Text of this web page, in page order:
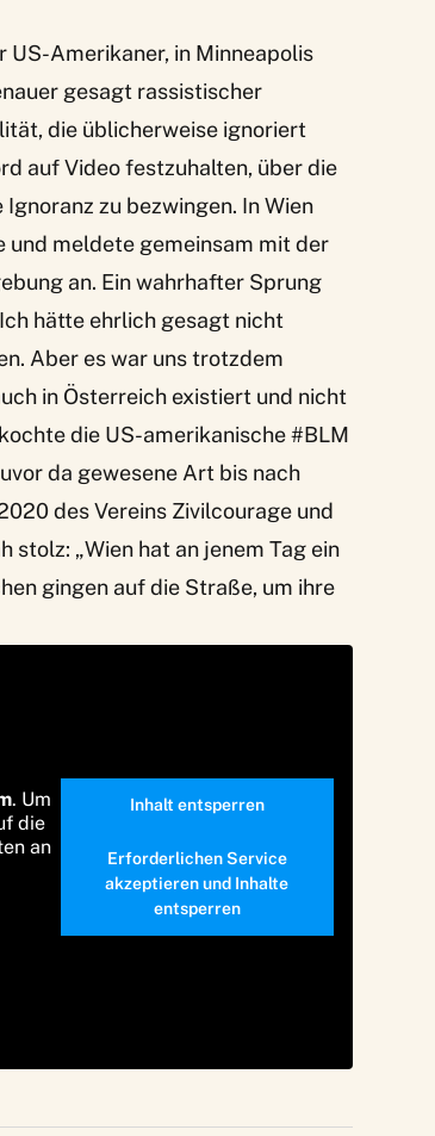
US-Amerikaner, in Minneapolis
gesagt rassistischer
die üblicherweise ignoriert
auf Video festzuhalten, über die
zu bezwingen. In Wien
meldete gemeinsam mit der
an. Ein wahrhafter Sprung
hätte ehrlich gesagt nicht
Aber es war uns trotzdem
in Österreich existiert und nicht
die US-amerikanische #BLM
da gewesene Art bis nach
des Vereins Zivilcourage und
„Wien hat an jenem Tag ein
gingen auf die Straße, um ihre
. Um
die
an
Inhalt entsperren
Erforderlichen Service
akzeptieren und Inhalte
entsperren